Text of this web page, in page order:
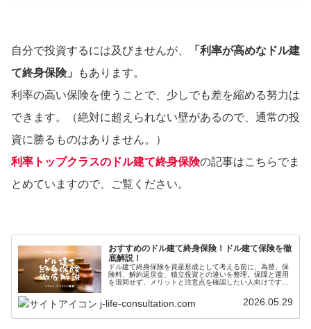
自分で投資するには及びませんが、
「利率が高めなドル建
て終身保険」
もあります。
利率の高い保険を使うことで、少しでも差を縮める努力は
できます。（絶対に超えられない壁があるので、通常の投
資に勝るものはありません。）
利率トップクラスのドル建て終身保険の記事はこちらでま
とめていますので、ご覧ください。
おすすめのドル建て終身保険！ドル建て保険を徹
底解説！
ドル建て終身保険を資産形成として考える前に、為替、保
険料、解約返戻金、積立投資との違いを整理。保障と運用
を混同せず、メリットと注意点を確認したい人向けです。
ましょう。本文の注意点とあわせて確認してください。
j-life-consultation.com 2026.05.29